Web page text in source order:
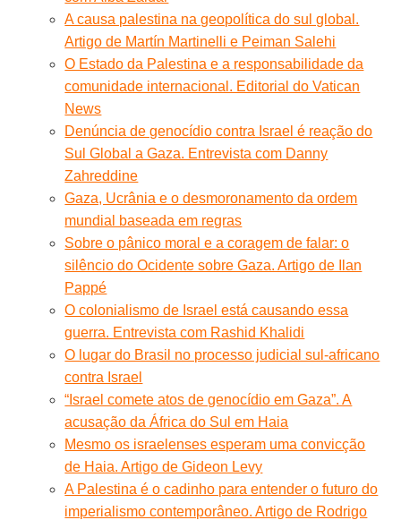
A causa palestina na geopolítica do sul global.
Artigo de Martín Martinelli e Peiman Salehi
O Estado da Palestina e a responsabilidade da
comunidade internacional. Editorial do Vatican
News
Denúncia de genocídio contra Israel é reação do
Sul Global a Gaza. Entrevista com Danny
Zahreddine
Gaza, Ucrânia e o desmoronamento da ordem
mundial baseada em regras
Sobre o pânico moral e a coragem de falar: o
silêncio do Ocidente sobre Gaza. Artigo de Ilan
Pappé
O colonialismo de Israel está causando essa
guerra. Entrevista com Rashid Khalidi
O lugar do Brasil no processo judicial sul-africano
contra Israel
“Israel comete atos de genocídio em Gaza”. A
acusação da África do Sul em Haia
Mesmo os israelenses esperam uma convicção
de Haia. Artigo de Gideon Levy
A Palestina é o cadinho para entender o futuro do
imperialismo contemporâneo. Artigo de Rodrigo